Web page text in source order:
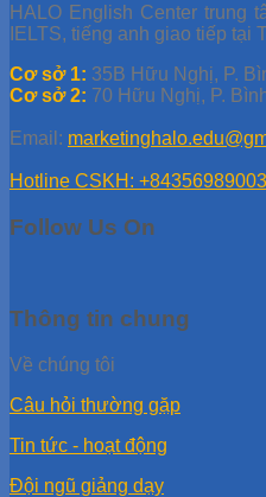
HALO English Center trung
IELTS, tiếng anh giao tiếp tại
Cơ sở 1: 35B Hữu Nghị, P.
Cơ sở 2: 70 Hữu Nghị, P.
Email:
Hotline CSKH: +84356989003
Follow Us On
Thông tin chung
Về chúng tôi
Câu hỏi thường gặp
Tin tức - hoạt động
Đội ngũ giảng dạy